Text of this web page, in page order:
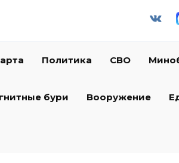
Политика СВО
бури Вооружение